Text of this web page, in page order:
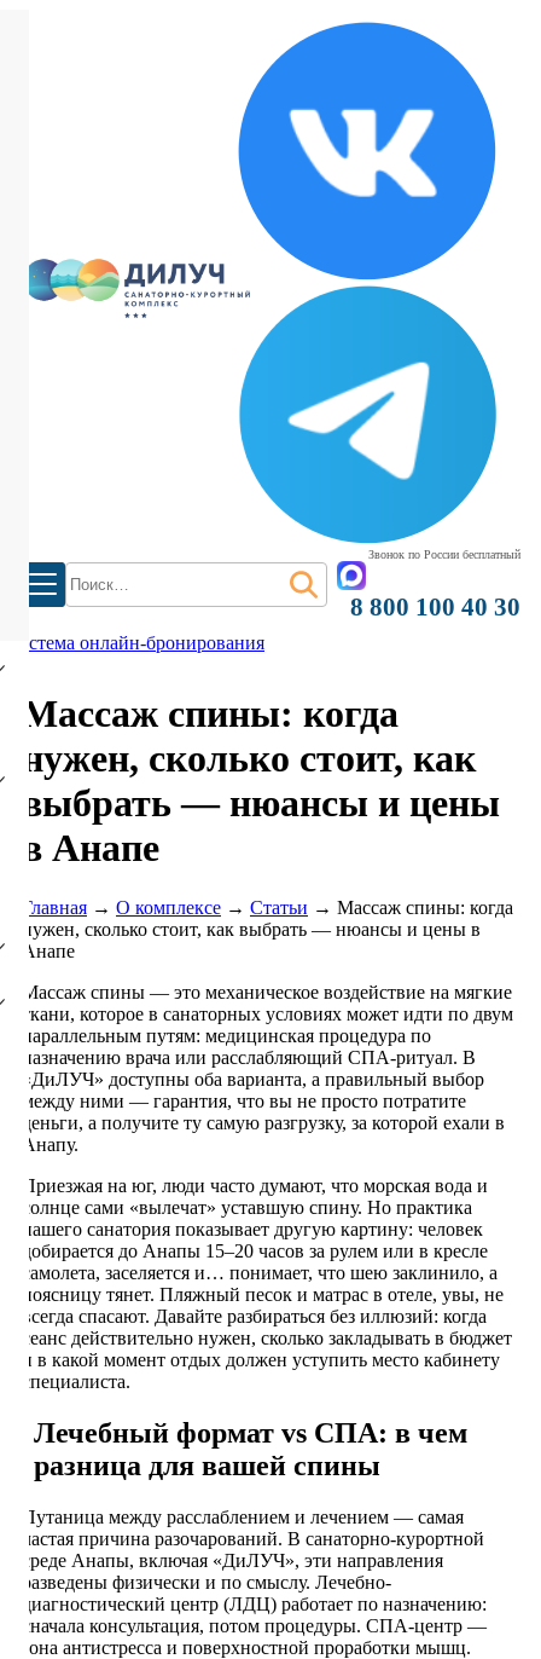
Найти:
Звонок по России бесплатный
8 800 100 40 30
система онлайн-бронирования
Массаж спины: когда
нужен, сколько стоит, как
выбрать — нюансы и цены
в Анапе
Главная → О комплексе → Статьи → Массаж спины: когда
нужен, сколько стоит, как выбрать — нюансы и цены в
Анапе
Массаж спины — это механическое воздействие на мягкие
ткани, которое в санаторных условиях может идти по двум
параллельным путям: медицинская процедура по
назначению врача или расслабляющий СПА-ритуал. В
«ДиЛУЧ» доступны оба варианта, а правильный выбор
между ними — гарантия, что вы не просто потратите
деньги, а получите ту самую разгрузку, за которой ехали в
Анапу.
Приезжая на юг, люди часто думают, что морская вода и
солнце сами «вылечат» уставшую спину. Но практика
нашего санатория показывает другую картину: человек
добирается до Анапы 15–20 часов за рулем или в кресле
самолета, заселяется и… понимает, что шею заклинило, а
поясницу тянет. Пляжный песок и матрас в отеле, увы, не
всегда спасают. Давайте разбираться без иллюзий: когда
сеанс действительно нужен, сколько закладывать в бюджет
и в какой момент отдых должен уступить место кабинету
специалиста.
Лечебный формат vs СПА: в чем
разница для вашей спины
Путаница между расслаблением и лечением — самая
частая причина разочарований. В санаторно-курортной
среде Анапы, включая «ДиЛУЧ», эти направления
разведены физически и по смыслу. Лечебно-
диагностический центр (ЛДЦ) работает по назначению:
сначала консультация, потом процедуры. СПА-центр —
зона антистресса и поверхностной проработки мышц.